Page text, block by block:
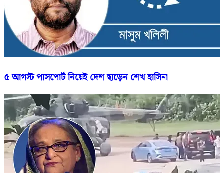
৫ আগস্ট পাসপোর্ট নিয়েই দেশ ছাড়েন শেখ হাসিনা